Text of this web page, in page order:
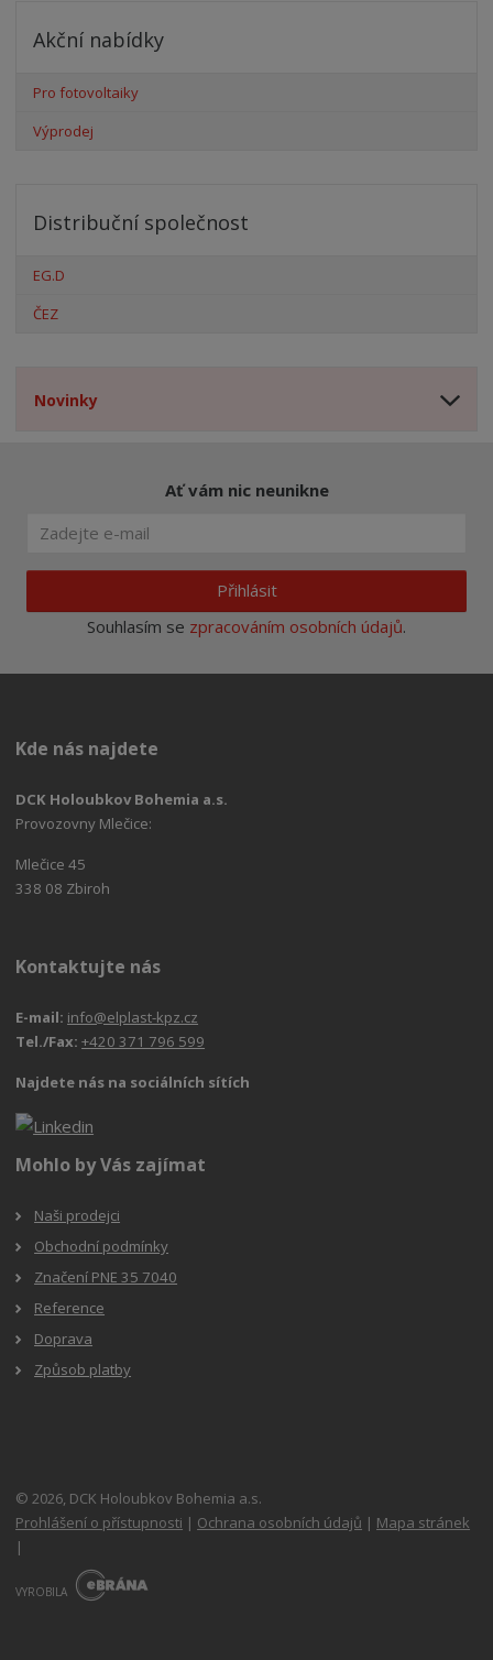
Akční nabídky
Pro fotovoltaiky
Výprodej
Distribuční společnost
EG.D
ČEZ
Novinky
Ať vám nic neunikne
Přihlásit
Souhlasím se zpracováním osobních údajů.
Kde nás najdete
DCK Holoubkov Bohemia a.s.
Provozovny Mlečice:
Mlečice 45
338 08 Zbiroh
Kontaktujte nás
E-mail: info@elplast-kpz.cz
Tel./Fax:+420 371 796 599
Najdete nás na sociálních sítích
Mohlo by Vás zajímat
Naši prodejci
Obchodní podmínky
Značení PNE 35 7040
Reference
Doprava
Způsob platby
© 2026, DCK Holoubkov Bohemia a.s.
Prohlášení o přístupnosti | Ochrana osobních údajů | Mapa stránek
|
VYROBILA